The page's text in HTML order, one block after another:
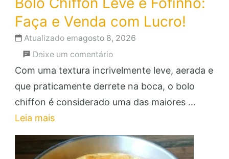
Faça e Venda com Lucro!
Atualizado emagosto 8, 2026
Deixe um comentárioem
Bolo
Chiffon
Leve
Fofinho:
Faça
Com uma textura incrivelmente leve, aerada e
que praticamente derrete na boca, o bolo
chiffon é considerado uma das maiores …
Leia mais